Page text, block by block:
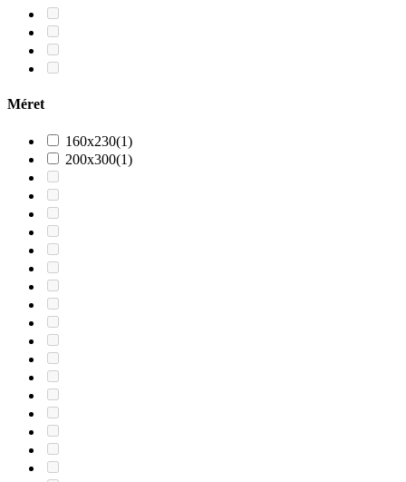
Méret
160x230(1)
200x300(1)